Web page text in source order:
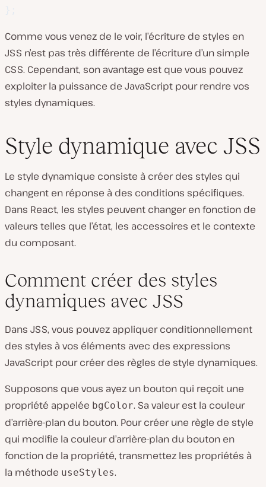
Comme vous venez de le voir, l’écriture de styles en
JSS n’est pas très différente de l’écriture d’un simple
CSS. Cependant, son avantage est que vous pouvez
exploiter la puissance de JavaScript pour rendre vos
styles dynamiques.
Style dynamique avec JSS
Le style dynamique consiste à créer des styles qui
changent en réponse à des conditions spécifiques.
Dans React, les styles peuvent changer en fonction de
valeurs telles que l’état, les accessoires et le contexte
du composant.
Comment créer des styles
dynamiques avec JSS
Dans JSS, vous pouvez appliquer conditionnellement
des styles à vos éléments avec des expressions
JavaScript pour créer des règles de style dynamiques.
Supposons que vous ayez un bouton qui reçoit une
propriété appelée bgColor. Sa valeur est la couleur
d’arrière-plan du bouton. Pour créer une règle de style
qui modifie la couleur d’arrière-plan du bouton en
fonction de la propriété, transmettez les propriétés à
la méthode useStyles.